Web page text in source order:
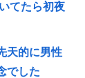
てたら初夜
天的に男性
でした